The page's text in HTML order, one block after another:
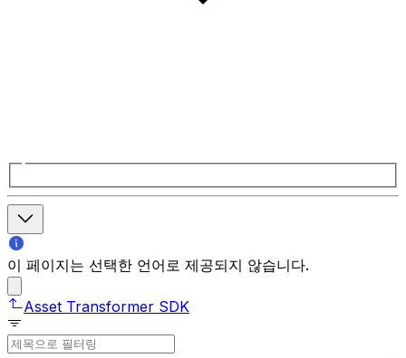
이 페이지는 선택한 언어로 제공되지 않습니다.
Asset Transformer SDK